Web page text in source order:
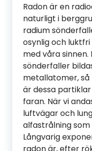
Radon är en
naturligt i
radium
osynlig och
med våra sinnen.
sönderfaller
metallatomer,
är dessa
faran. När vi
luftvägar och
alfastrålning
Långvarig
radon är, efter